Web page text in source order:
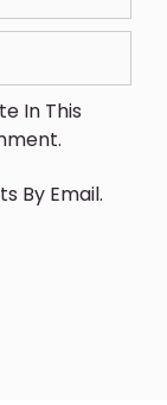
In This
By Email.